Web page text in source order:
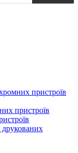
пристроїв
пристроїв
друкованих